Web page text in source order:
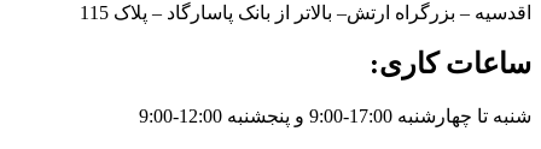
اقدسیه – بزرگراه ارتش– بالاتر از بانک پاسارگاد – پلاک 115
ساعات کاری:
شنبه تا چهارشنبه 17:00-9:00 و پنجشنبه 12:00-9:00